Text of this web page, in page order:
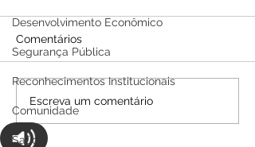
Desenvolvimento Econômico
Segurança Pública
Reconhecimentos Institucionais
Comunidade
Saúde
Parabéns, Acre! 64 anos
de conquistas e
esperança
Comentários
Escreva um comentário